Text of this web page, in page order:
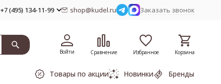
+7 (495) 134-11-99 shop@kudel.ru Заказать звонок
Войти Сравнение Избранное Корзина
Товары по акции Новинки Бренды